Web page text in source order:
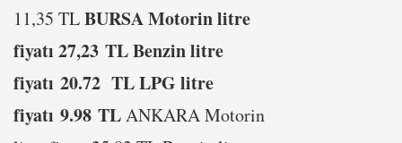
11,35 TLBURSAMotorin litre
fiyatı 27,23 TL Benzin litre
fiyatı 20.72 TL LPG litre
fiyatı 9.98 TLANKARA Motorin